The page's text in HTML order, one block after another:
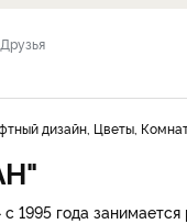
Друзья
дизайн, Цветы,
года